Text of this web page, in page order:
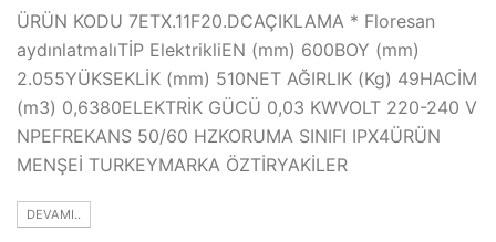
ÜRÜN KODU 7ETX.11F20.DCAÇIKLAMA * Floresan
aydınlatmalıTİP ElektrikliEN (mm) 600BOY (mm)
2.055YÜKSEKLİK (mm) 510NET AĞIRLIK (Kg) 49HACİM
(m3) 0,6380ELEKTRİK GÜCÜ 0,03 KWVOLT 220-240 V
NPEFREKANS 50/60 HZKORUMA SINIFI IPX4ÜRÜN
MENŞEİ TURKEYMARKA ÖZTİRYAKİLER
DEVAMI..